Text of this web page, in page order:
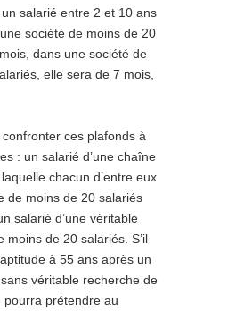
salarié entre 2 et 10 ans
société de moins de 20
dans une société de
elle sera de 7 mois,
confronter ces plafonds à
: un salarié d’une chaîne
chacun d’entre eux
de moins de 20 salariés
salarié d’une véritable
moins de 20 salariés. S’il
à 55 ans après un
véritable recherche de
pourra prétendre au